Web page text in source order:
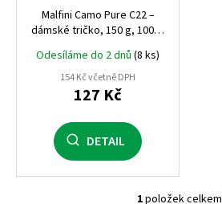
Malfini Camo Pure C22 –
dámské tričko, 150 g, 100%
camo design
Odesíláme do 2 dnů (8 ks)
154 Kč včetně DPH
127 Kč
DETAIL
1položek celkem